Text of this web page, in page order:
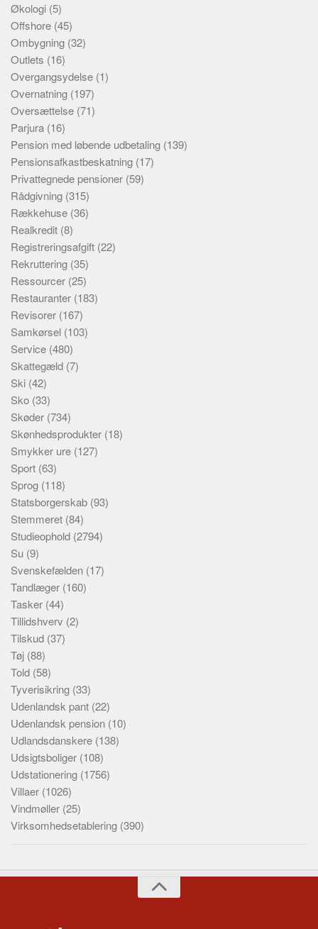
Økologi (5)
Offshore (45)
Ombygning (32)
Outlets (16)
Overgangsydelse (1)
Overnatning (197)
Oversættelse (71)
Parjura (16)
Pension med løbende udbetaling (139)
Pensionsafkastbeskatning (17)
Privattegnede pensioner (59)
Rådgivning (315)
Rækkehuse (36)
Realkredit (8)
Registreringsafgift (22)
Rekruttering (35)
Ressourcer (25)
Restauranter (183)
Revisorer (167)
Samkørsel (103)
Service (480)
Skattegæld (7)
Ski (42)
Sko (33)
Skøder (734)
Skønhedsprodukter (18)
Smykker ure (127)
Sport (63)
Sprog (118)
Statsborgerskab (93)
Stemmeret (84)
Studieophold (2794)
Su (9)
Svenskefælden (17)
Tandlæger (160)
Tasker (44)
Tillidshverv (2)
Tilskud (37)
Tøj (88)
Told (58)
Tyverisikring (33)
Udenlandsk pant (22)
Udenlandsk pension (10)
Udlandsdanskere (138)
Udsigtsboliger (108)
Udstationering (1756)
Villaer (1026)
Vindmøller (25)
Virksomhedsetablering (390)